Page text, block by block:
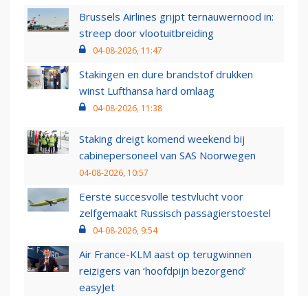
Brussels Airlines grijpt ternauwernood in:
streep door vlootuitbreiding
04-08-2026, 11:47
Stakingen en dure brandstof drukken
winst Lufthansa hard omlaag
04-08-2026, 11:38
Staking dreigt komend weekend bij
cabinepersoneel van SAS Noorwegen
04-08-2026, 10:57
Eerste succesvolle testvlucht voor
zelfgemaakt Russisch passagierstoestel
04-08-2026, 9:54
Air France-KLM aast op terugwinnen
reizigers van ‘hoofdpijn bezorgend’
easyJet